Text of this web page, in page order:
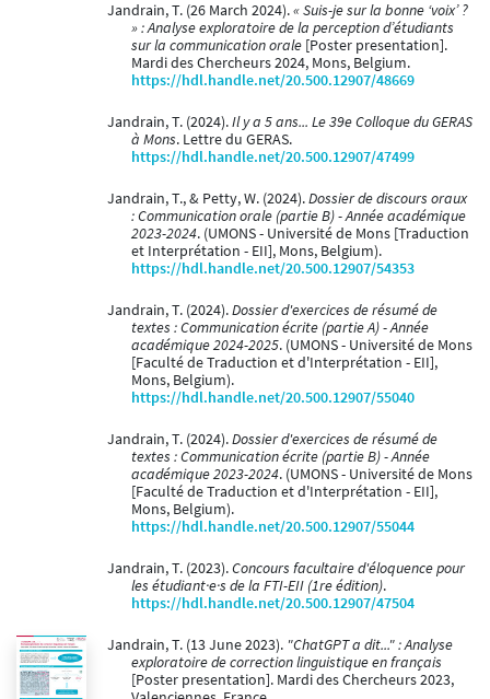
Jandrain, T. (26 March 2024).« Suis-je sur la bonne ‘voix’ ?
» : Analyse exploratoire de la perception d’étudiants
sur la communication orale [Poster presentation].
Mardi des Chercheurs 2024, Mons, Belgium.
https://hdl.handle.net/20.500.12907/48669
Jandrain, T. (2024).Il y a 5 ans... Le 39e Colloque du GERAS
à Mons. Lettre du GERAS.
https://hdl.handle.net/20.500.12907/47499
Jandrain, T., & Petty, W. (2024).Dossier de discours oraux
: Communication orale (partie B) - Année académique
2023-2024. (UMONS - Université de Mons [Traduction
et Interprétation - EII], Mons, Belgium).
https://hdl.handle.net/20.500.12907/54353
Jandrain, T. (2024).Dossier d'exercices de résumé de
textes : Communication écrite (partie A) - Année
académique 2024-2025. (UMONS - Université de Mons
[Faculté de Traduction et d'Interprétation - EII],
Mons, Belgium).
https://hdl.handle.net/20.500.12907/55040
Jandrain, T. (2024).Dossier d'exercices de résumé de
textes : Communication écrite (partie B) - Année
académique 2023-2024. (UMONS - Université de Mons
[Faculté de Traduction et d'Interprétation - EII],
Mons, Belgium).
https://hdl.handle.net/20.500.12907/55044
Jandrain, T. (2023).Concours facultaire d'éloquence pour
les étudiant·e·s de la FTI-EII (1re édition).
https://hdl.handle.net/20.500.12907/47504
Jandrain, T. (13 June 2023). "ChatGPT a dit..." : Analyse
exploratoire de correction linguistique en français
[Poster presentation]. Mardi des Chercheurs 2023,